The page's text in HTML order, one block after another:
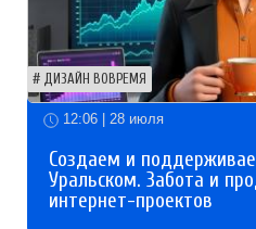
ДИЗАЙН ВОВРЕМЯ
12:06 | 28 июля
Создаем и
Уральском. Забота и
интернет-проектов